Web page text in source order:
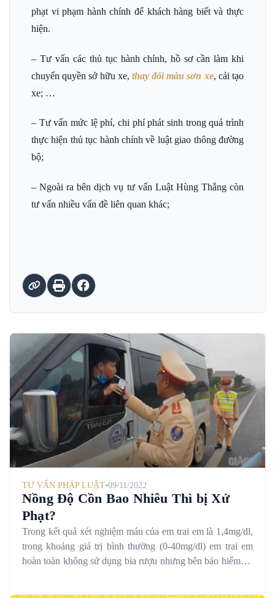
phạt vi phạm hành chính để khách hàng biết và thực
hiện.
– Tư vấn các thủ tục hành chính, hồ sơ cần làm khi
chuyển quyền sở hữu xe, thay đổi màu sơn xe, cải tạo
xe; …
– Tư vấn mức lệ phí, chi phí phát sinh trong quá trình
thực hiện thủ tục hành chính về luật giao thông đường
bộ;
– Ngoài ra bên dịch vụ tư vấn Luật Hùng Thắng còn
tư vấn nhiều vấn đề liên quan khác;
TƯ VẤN PHÁP LUẬT•09/11/2022
Nồng Độ Cồn Bao Nhiêu Thì bị Xử
Phạt?
Trong kết quả xét nghiệm máu của em trai em là 1,4mg/dl,
trong khoảng giá trị bình thường (0-40mg/dl) em trai em
hoàn toàn không sử dụng bia rượu nhưng bên bảo hiểm họ